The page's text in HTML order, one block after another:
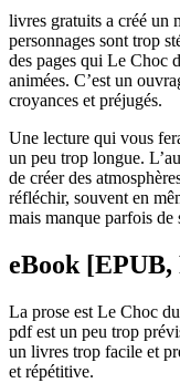
livres gratuits a créé un
personnages sont trop
des pages qui Le Choc
animées. C’est un
croyances et préjugés.
Une lecture qui vous
un peu trop longue.
de créer des
réfléchir, souvent en
mais manque parfois de
eBook
La prose est Le Choc
pdf est un peu trop
un livres trop facile et
et répétitive.